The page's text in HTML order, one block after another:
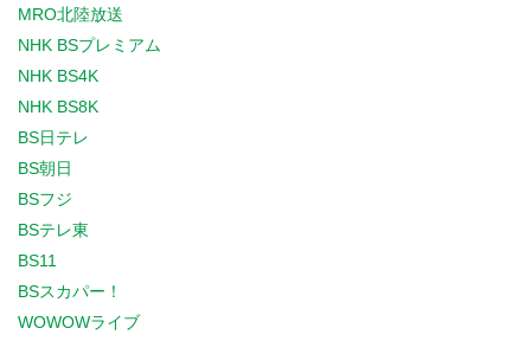
MRO北陸放送
NHK BSプレミアム
NHK BS4K
NHK BS8K
BS日テレ
BS朝日
BSフジ
BSテレ東
BS11
BSスカパー！
WOWOWライブ